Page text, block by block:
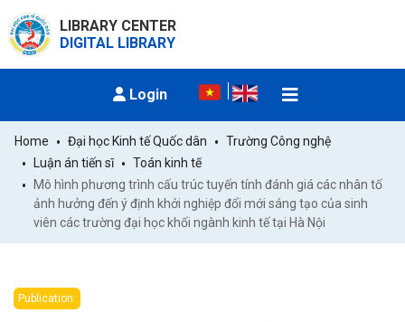
LIBRARY CENTER
DIGITAL LIBRARY
Login
Home Đại học Kinh tế Quốc dân
Trường Công nghệ
Luận án tiến sĩ
Toán kinh tế
Mô hình phương trình cấu trúc tuyến tính đánh giá các nhân tố
ảnh hưởng đến ý định khởi nghiệp đổi mới sáng tạo của sinh
viên các trường đại học khối ngành kinh tế tại Hà Nội
Publication: